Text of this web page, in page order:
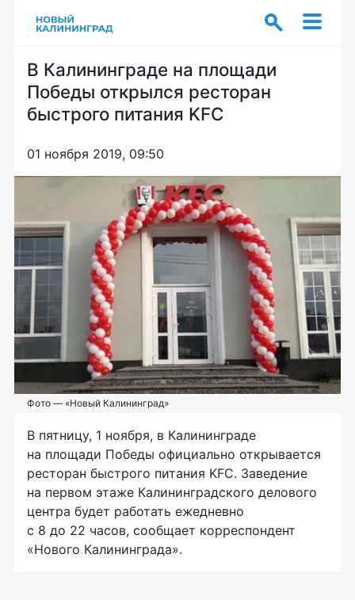
В Калининграде на площади
Победы открылся ресторан
быстрого питания KFC
01 ноября 2019, 09:50
Фото — «Новый Калининград»
В пятницу, 1 ноября, в Калининграде
на площади Победы официально открывается
ресторан быстрого питания KFC. Заведение
на первом этаже Калининградского делового
центра будет работать ежедневно
с 8 до 22 часов, сообщает корреспондент
«Нового Калининграда».